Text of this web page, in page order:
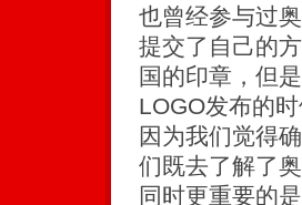
也曾经参与过
提交了自己的
国的印章，但
LOGO发布的
因为我们觉得
们既去了解了
同时更重要的